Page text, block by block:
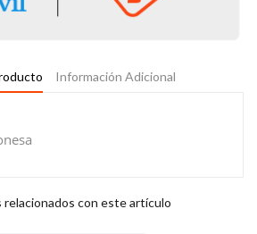
Información Adicional
relacionados con este artículo